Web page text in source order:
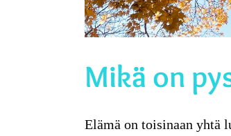
Mikä on
Elämä on toisinaan yhtä